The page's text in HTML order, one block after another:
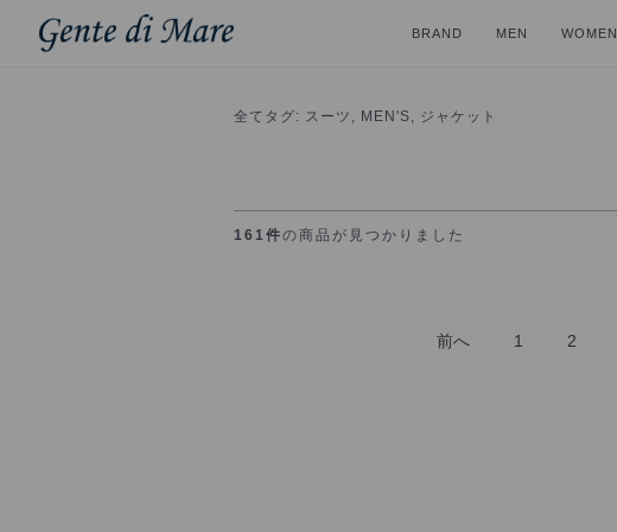
BRAND MEN WOMEN
全て タグ: スーツ, MEN'S, ジャケット
161件の商品が見つかりました
前へ 1 2